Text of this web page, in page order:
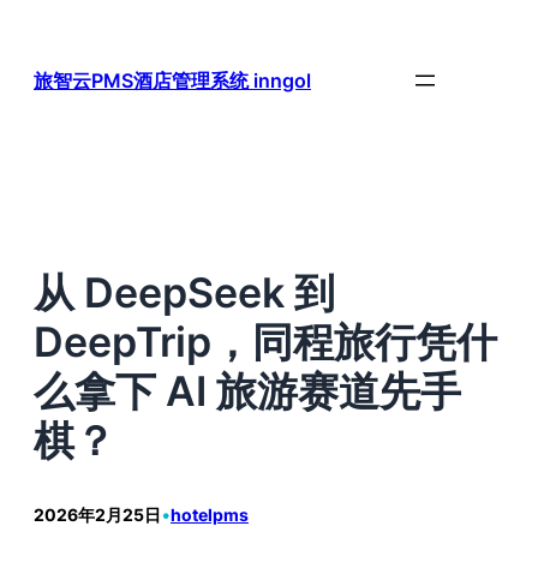
旅智云PMS酒店管理系统 inngol
从 DeepSeek 到
DeepTrip，同程旅行凭什
么拿下 AI 旅游赛道先手
棋？
2026年2月25日•hotelpms